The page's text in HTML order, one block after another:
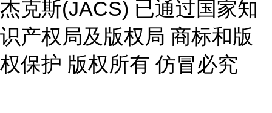
杰克斯(JACS) 已通过国家知
识产权局及版权局 商标和版
权保护 版权所有 仿冒必究